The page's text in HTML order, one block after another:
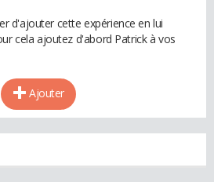
d'ajouter cette expérience en lui
cela ajoutez d'abord Patrick à vos
Ajouter